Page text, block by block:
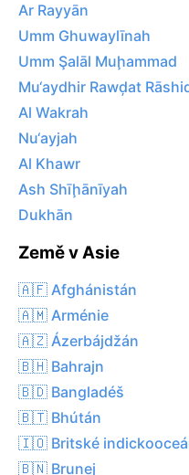
Ar Rayyān
Umm Ghuwaylīnah
Umm Şalāl Muḩammad
Mu‘aydhir Rawḑat
Al Wakrah
Nu‘ayjah
Al Khawr
Ash Shīḩānīyah
Dukhān
Země v Asie
🇦🇫 Afghánistán
🇦🇲 Arménie
🇦🇿 Ázerbájdžán
🇧🇭 Bahrajn
🇧🇩 Bangladéš
🇧🇹 Bhútán
🇮🇴 Britské
🇧🇳 Brunej